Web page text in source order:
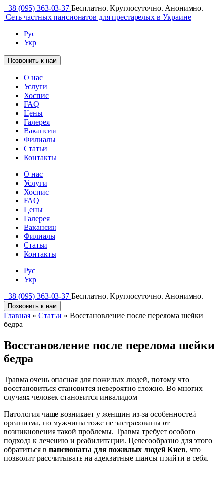
+38 (095) 363-03-37 Бесплатно. Круглосуточно. Анонимно.
Сеть частных пансионатов для престарелых в Украине
Рус
Укр
Позвонить к нам
О нас
Услуги
Хоспис
FAQ
Цены
Галерея
Вакансии
Филиалы
Статьи
Контакты
О нас
Услуги
Хоспис
FAQ
Цены
Галерея
Вакансии
Филиалы
Статьи
Контакты
Рус
Укр
+38 (095) 363-03-37 Бесплатно. Круглосуточно. Анонимно.
Позвонить к нам
Главная » Статьи » Восстановление после перелома шейки
бедра
Восстановление после перелома шейки
бедра
Травма очень опасная для пожилых людей, потому что
восстановиться становится невероятно сложно. Во многих
случаях человек становится инвалидом.
Патология чаще возникает у женщин из-за особенностей
организма, но мужчины тоже не застрахованы от
возникновения такой проблемы. Травма требует особого
подхода к лечению и реабилитации. Целесообразно для этого
обратиться в пансионаты для пожилых людей Киев, что
позволит рассчитывать на адекватные шансы прийти в себя.